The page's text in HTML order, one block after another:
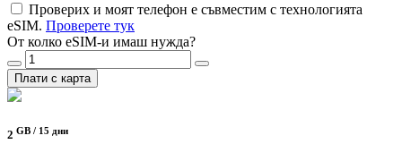
Проверих и моят телефон е съвместим с технологията
eSIM. Проверете тук
От колко eSIM-и имаш нужда?
Плати с карта
2 GB / 15 дни